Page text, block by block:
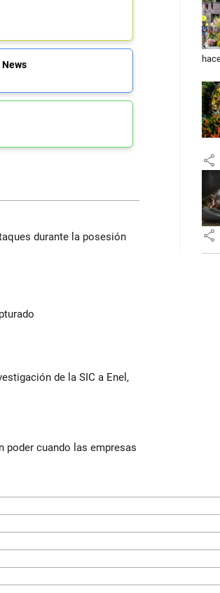
News
durante la posesión
de la SIC a Enel,
poder cuando las empresas
share
share